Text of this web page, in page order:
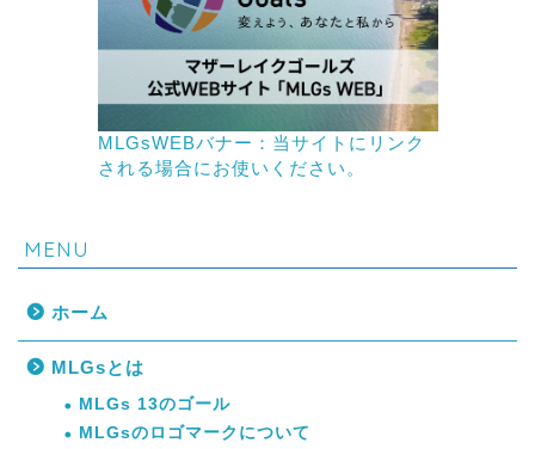
MLGsWEBバナー：当サイトにリンク
される場合にお使いください。
MENU
ホーム
MLGsとは
MLGs 13のゴール
MLGsのロゴマークについて